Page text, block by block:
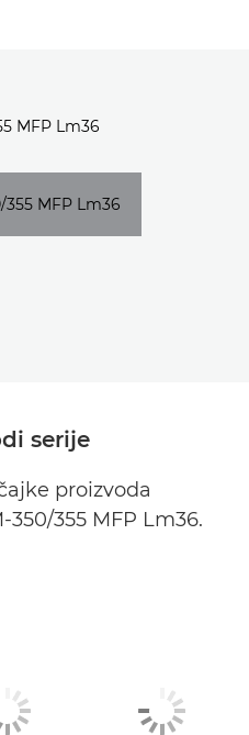
serije
proizvoda
350/355 MFP Lm36.